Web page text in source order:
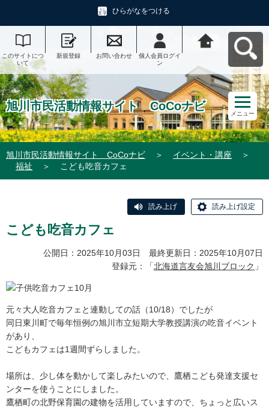
ひらがなをつける
このサイトにつ
いて
新規登録 お問い合わせ
個人会員ログイ
ン
ナビへ戻る
旭川市民活動情報サイト CoCoナビ
メニュー
旭川市民活動情報サイト CoCoナビ ＞ イベント・講座
＞
福祉
＞ こども吃音カフェ
読み上げ 読み上げ設定
こども吃音カフェ
公開日：2025年10月03日 最終更新日：2025年10月07日
登録元：「北海道言友会旭川ブロック 」
元々大人吃音カフェと連動しての話（10/18）でしたが
同日東川町で毎年恒例の旭川市立短期大学教授講演の吃音イベント
があり、
こどもカフェは1週間ずらしました。
場所は、少し体を動かして楽しみたいので、鷹栖こども発達支援セ
ンターを使うことにしました。
鷹栖町の北野保育園の建物を活用していますので、ちょっと広いス